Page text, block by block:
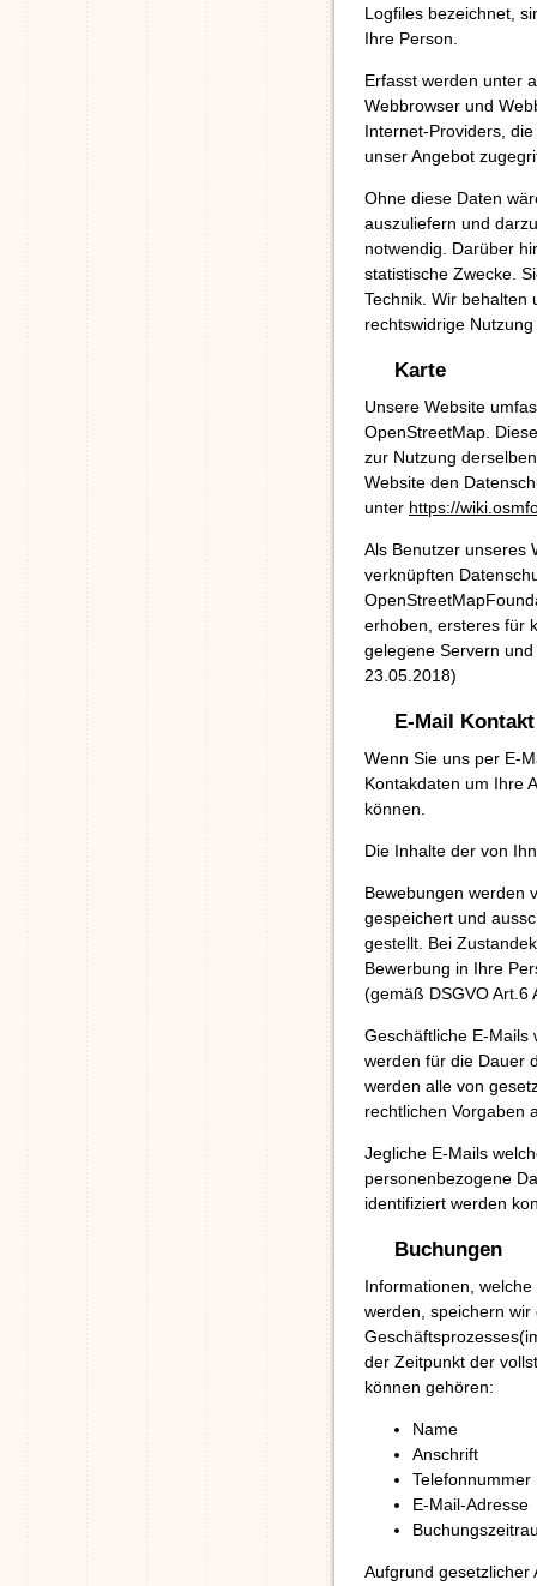
Logfiles bezeichnet,
Ihre Person.
Erfasst werden unter
Webbrowser und
Internet-Providers,
unser Angebot
Ohne diese Daten
auszuliefern und
notwendig. Darüber
statistische Zwecke.
Technik. Wir behalten
rechtswidrige
Karte
Unsere Website
OpenStreetMap.
zur Nutzung
Website den
unter https://
Als Benutzer unseres
verknüpften
erhoben, ersteres für
gelegene Servern
23.05.2018)
E-Mail Kontakt
Wenn Sie uns per E-
Kontakdaten um Ihre
können.
Die Inhalte der von
Bewebungen werden
gespeichert und
gestellt. Bei
Bewerbung in Ihre
(gemäß DSGVO Art.6
Geschäftliche E-Mails
werden für die Dauer
werden alle von
rechtlichen Vorgaben
Jegliche E-Mails
personenbezogene
identifiziert werden
Buchungen
Informationen,
werden, speichern wir
der Zeitpunkt der
können gehören:
Name
Anschrift
Telefonnummer
E-Mail-Adresse
Aufgrund gesetzlicher